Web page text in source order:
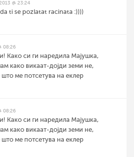
@ 23:24
ti se pozlatat racinata :))))
08:26
Како си ги наредила Мајушка,
како викаат-дојди земи не,
ме потсетува на еклер
08:26
Како си ги наредила Мајушка,
како викаат-дојди земи не,
ме потсетува на еклер